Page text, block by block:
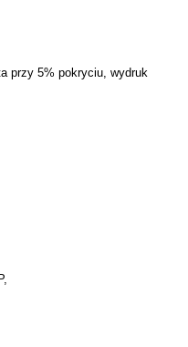
przy 5% pokryciu, wydruk